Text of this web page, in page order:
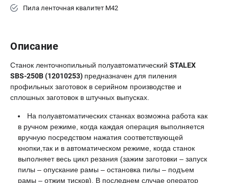
Пила ленточная квалитет М42
Описание
Станок ленточнопильный полуавтоматический STALEX
SBS-250B (12010253) предназначен для пиления
профильных заготовок в серийном производстве и
сплошных заготовок в штучных выпусках.
На полуавтоматических станках возможна работа как
в ручном режиме, когда каждая операция выполняется
вручную посредством нажатия соответствующей
кнопки,так и в автоматическом режиме, когда станок
выполняет весь цикл резания (зажим заготовки – запуск
пилы – опускание рамы – остановка пилы – подъем
рамы – отжим тисков). В последнем случае оператор